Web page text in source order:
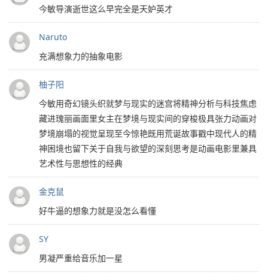
今敏导演逝世这么早完全是天妒英才
Naruto
充满想象力的抽象电影
柚子阳
今敏用奇幻镜头织就梦与现实的迷宫将精神分析与科技焦虑
藏进瑰丽画面里女主在梦境与现实间的穿梭极具张力动画对
梦境崩塌的视觉呈现至今惊艳既用荒诞故事戳中现代人的精
神困境也留下关于自我与欲望的深刻思考是动画电影里兼具
艺术性与思想性的经典
金克鼠
好牛逼的想象力就是没怎么看懂
SY
男凝严重给音乐加一星